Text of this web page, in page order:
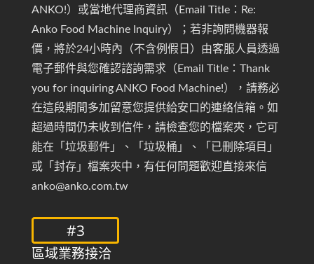
ANKO!）或當地代理商資訊（Email Title：Re:
Anko Food Machine Inquiry）；若非詢問機器報
價，將於24小時內（不含例假日）由客服人員透過
電子郵件與您確認諮詢需求（Email Title：Thank
you for inquiring ANKO Food Machine!），請務必
在這段期間多加留意您提供給安口的連絡信箱。如
超過時間仍未收到信件，請檢查您的檔案夾，它可
能在「垃圾郵件」、「垃圾桶」、「已刪除項目」
或「封存」檔案夾中，有任何問題歡迎直接來信
anko@anko.com.tw
#3
區域業務接洽